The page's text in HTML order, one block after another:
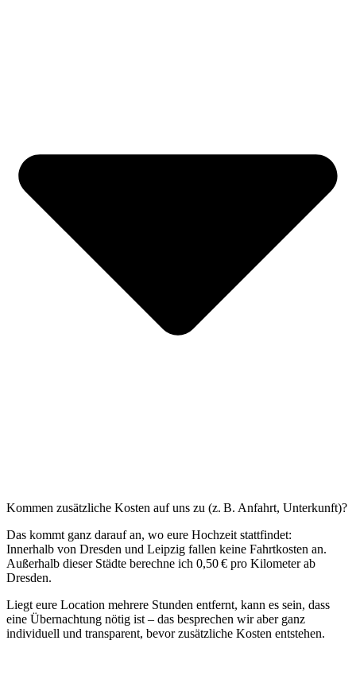
Kommen zusätzliche Kosten auf uns zu (z. B. Anfahrt, Unterkunft)?
Das kommt ganz darauf an, wo eure Hochzeit stattfindet:
Innerhalb von Dresden und Leipzig fallen keine Fahrtkosten an.
Außerhalb dieser Städte berechne ich 0,50 € pro Kilometer ab
Dresden.
Liegt eure Location mehrere Stunden entfernt, kann es sein, dass
eine Übernachtung nötig ist – das besprechen wir aber ganz
individuell und transparent, bevor zusätzliche Kosten entstehen.